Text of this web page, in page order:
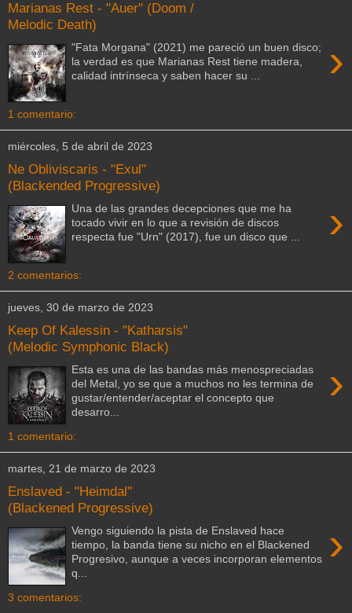
Marianas Rest - "Auer" (Doom /
Melodic Death)
›
"Fata Morgana" (2021) me pareció un buen disco;
la verdad es que Marianas Rest tiene madera,
calidad intrínseca y saben hacer su ...
1 comentario:
miércoles, 5 de abril de 2023
Ne Obliviscaris - "Exul"
(Blackended Progressive)
›
Una de las grandes decepciones que me ha
tocado vivir en lo que a revisión de discos
respecta fue "Urn" (2017), fue un disco que ...
2 comentarios:
jueves, 30 de marzo de 2023
Keep Of Kalessin - "Katharsis"
(Melodic Symphonic Black)
›
Esta es una de las bandas más menospreciadas
del Metal, yo se que a muchos no les termina de
gustar/entender/aceptar el concepto que
desarro...
1 comentario:
martes, 21 de marzo de 2023
Enslaved - "Heimdal"
(Blackened Progressive)
›
Vengo siguiendo la pista de Enslaved hace
tiempo, la banda tiene su nicho en el Blackened
Progresivo, aunque a veces incorporan elementos
q...
3 comentarios: